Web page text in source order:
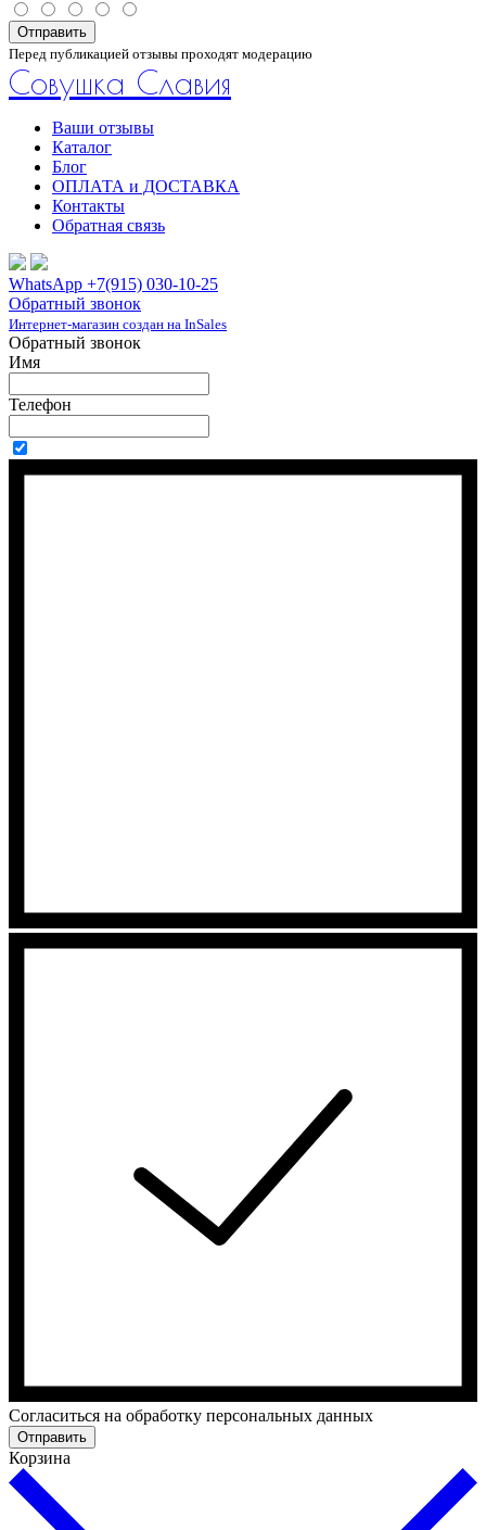
Отправить
Перед публикацией отзывы проходят модерацию
Совушка Славия
Ваши отзывы
Каталог
Блог
ОПЛАТА и ДОСТАВКА
Контакты
Обратная связь
WhatsApp +7(915) 030-10-25
Обратный звонок
Интернет-магазин создан на InSales
Обратный звонок
Имя
Телефон
Cогласиться на обработку персональных данных
Отправить
Корзина